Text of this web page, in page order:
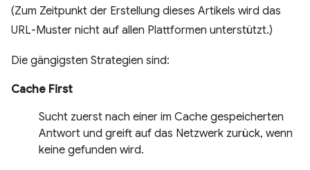
(Zum Zeitpunkt der Erstellung dieses Artikels wird das
URL-Muster nicht auf allen Plattformen unterstützt.)
Die gängigsten Strategien sind:
Cache First
Sucht zuerst nach einer im Cache gespeicherten
Antwort und greift auf das Netzwerk zurück, wenn
keine gefunden wird.